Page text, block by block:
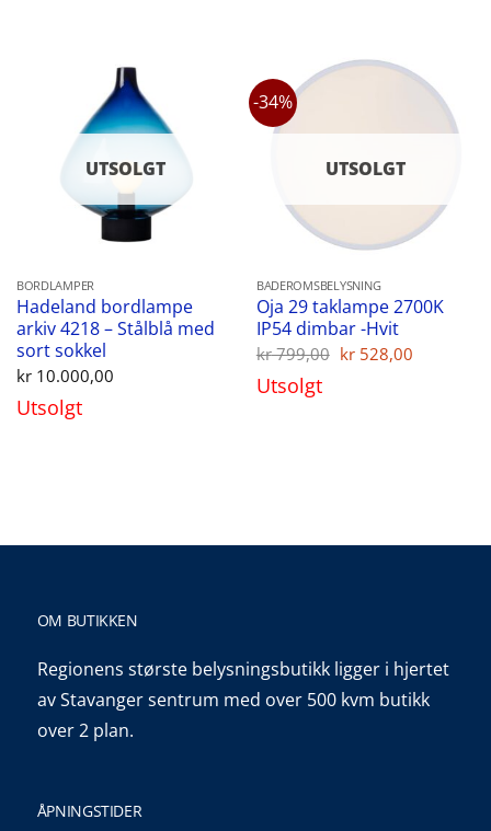
UTSOLGT
BORDLAMPER
Hadeland bordlampe
arkiv 4218 – Stålblå med
sort sokkel
kr10.000,00
Utsolgt
-34%
UTSOLGT
BADEROMSBELYSNING
Oja 29 taklampe 2700K
IP54 dimbar -Hvit
kr799,00 Opprinnelig
kr 528,00
Utsolgt
OM BUTIKKEN
Regionens største belysningsbutikk ligger i hjertet
av Stavanger sentrum med over 500 kvm butikk
over 2 plan.
ÅPNINGSTIDER